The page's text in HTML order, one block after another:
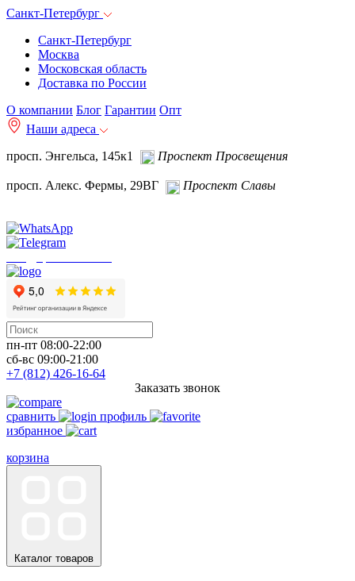
Санкт-Петербург
Санкт-Петербург
Москва
Московская область
Доставка по России
О компании Блог Гарантии Опт
Наши адреса
просп. Энгельса, 145к1
Проспект Просвещения
просп. Алекс. Фермы, 29ВГ Проспект Славы
пн-пт 08:00-22:00
сб-вс 09:00-21:00
+7 (812) 426-16-64
Заказать звонок
сравнить
профиль
избранное
корзина
Каталог товаров